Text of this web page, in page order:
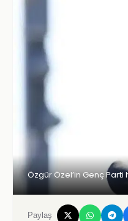
Özgür Özel’in Genç Parti
Paylaş